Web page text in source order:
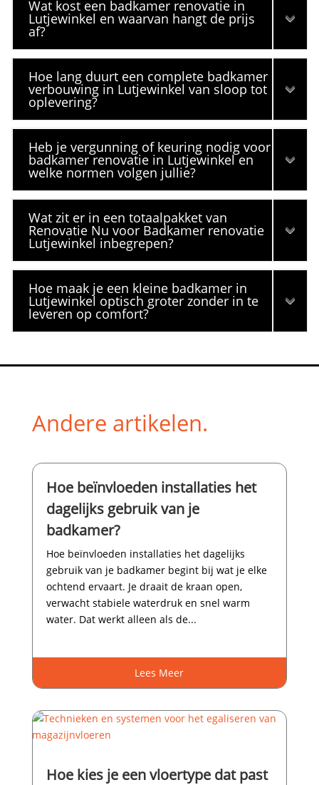
Wat kost een badkamer renovatie in
Lutjewinkel en waarvan hangt de prijs
af?
Hoe lang duurt een complete badkamer
verbouwing in Lutjewinkel van sloop tot
oplevering?
Heb je vergunning of keuring nodig voor
badkamer renovatie in Lutjewinkel en
welke normen volgen jullie?
Wat zit er in een totaalpakket van
Renovatie Nu voor Badkamer renovatie
Lutjewinkel inbegrepen?
Hoe maak je een kleine badkamer in
Lutjewinkel optisch groter zonder in te
leveren op comfort?
Andere artikelen.
Hoe beïnvloeden installaties het
dagelijks gebruik van je
badkamer?
Hoe beïnvloeden installaties het dagelijks
gebruik van je badkamer begint bij wat je elke
ochtend ervaart.​ Je draait de kraan open,
verwacht stabiele waterdruk en snel warm
water.​ Dat werkt alleen als de...
Lees Meer
Hoe kies je een vloertype dat past